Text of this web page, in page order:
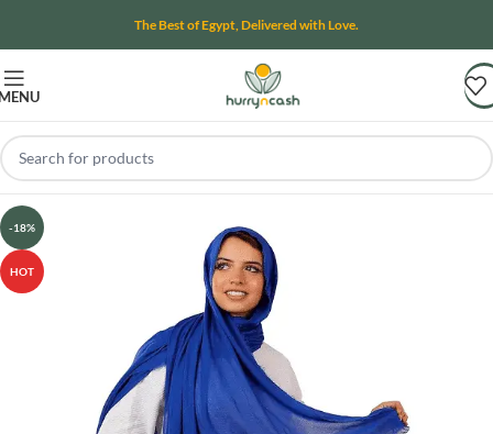
The Best of Egypt, Delivered with Love.
-18%
HOT